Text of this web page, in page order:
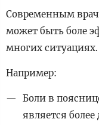
Современным
может быть боле
многих ситуациях.
Например:
Боли в
является